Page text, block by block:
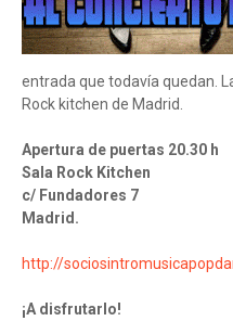
entrada que todavía quedan.
Rock kitchen de Madrid.
Apertura de puertas 20.30 h
Sala Rock Kitchen
c/ Fundadores 7
Madrid.
http://
¡A disfrutarlo!